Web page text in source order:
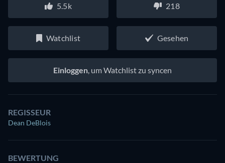
5.5k 218
Watchlist Gesehen
Einloggen , um Watchlist zu syncen
REGISSEUR
Dean DeBlois
BEWERTUNG